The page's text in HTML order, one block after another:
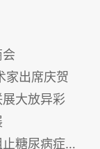
家出席庆贺
大放异彩
尿病症联盟